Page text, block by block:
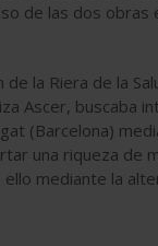
de las dos
la Riera de la
Ascer, buscaba
(Barcelona)
una riqueza de
mediante la